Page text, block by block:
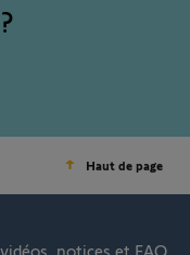
Haut de page
notices et FAQ